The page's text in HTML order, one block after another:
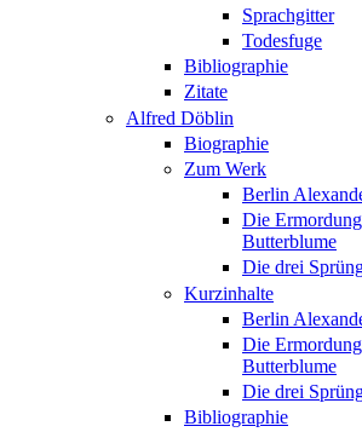
Sprachgitter
Todesfuge
Bibliographie
Zitate
Alfred Döblin
Biographie
Zum Werk
Berlin
Die
Butterblume
Die drei
Kurzinhalte
Berlin
Die
Butterblume
Die drei
Bibliographie